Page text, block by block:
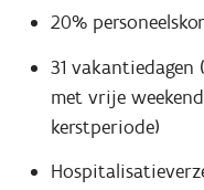
20%
31
met vrije
kerstperiode)